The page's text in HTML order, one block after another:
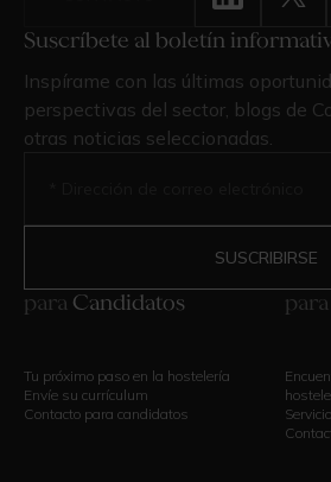
Suscríbete al boletín
Inspírame con las últimas
perspectivas del sector, blogs de
otras noticias seleccionadas.
para Candidatos
Tu próximo paso en la hostelería
Envíe su currículum
Contacto para candidatos
para